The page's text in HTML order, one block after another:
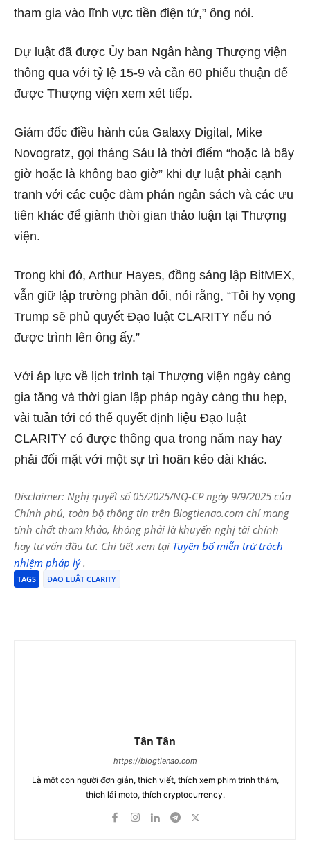
tham gia vào lĩnh vực tiền điện tử,” ông nói.
Dự luật đã được Ủy ban Ngân hàng Thượng viện
thông qua với tỷ lệ 15-9 và cần 60 phiếu thuận để
được Thượng viện xem xét tiếp.
Giám đốc điều hành của Galaxy Digital, Mike
Novogratz, gọi tháng Sáu là thời điểm “hoặc là bây
giờ hoặc là không bao giờ” khi dự luật phải cạnh
tranh với các cuộc đàm phán ngân sách và các ưu
tiên khác để giành thời gian thảo luận tại Thượng
viện.
Trong khi đó, Arthur Hayes, đồng sáng lập BitMEX,
vẫn giữ lập trường phản đối, nói rằng, “Tôi hy vọng
Trump sẽ phủ quyết Đạo luật CLARITY nếu nó
được trình lên ông ấy.”
Với áp lực về lịch trình tại Thượng viện ngày càng
gia tăng và thời gian lập pháp ngày càng thu hẹp,
vài tuần tới có thể quyết định liệu Đạo luật
CLARITY có được thông qua trong năm nay hay
phải đối mặt với một sự trì hoãn kéo dài khác.
Disclaimer: Nghị quyết số 05/2025/NQ-CP ngày 9/9/2025 của
Chính phủ, toàn bộ thông tin trên Blogtienao.com chỉ mang
tính chất tham khảo, không phải là khuyến nghị tài chính
hay tư vấn đầu tư. Chi tiết xem tại Tuyên bố miễn trừ trách
nhiệm pháp lý.
TAGS ĐẠO LUẬT CLARITY
Tân Tân
https://blogtienao.com
Là một con người đơn giản, thích viết, thích xem phim trinh thám,
thích lái moto, thích cryptocurrency.